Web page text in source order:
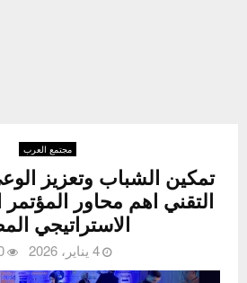
مجتمع العرب
تمكين الشباب وتعزيز
التقني اهم محاور
الاستراتيجي
4 يناير، 2026